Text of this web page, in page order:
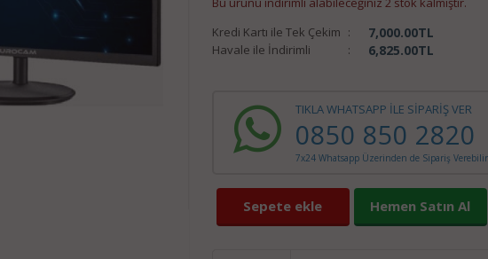
Kredi Kartı ile Tek Çekim : 7,000.00TL
Havale ile İndirimli : 6,825.00TL
TIKLA WHATSAPP İLE SİPARİŞ VER
0850 850 2820
7x24 Whatsapp Üzerinden de Sipariş
Sepete ekle Hemen Satın Al